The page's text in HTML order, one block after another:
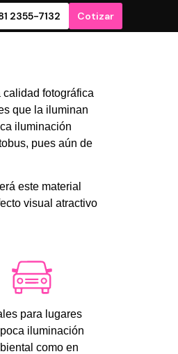
2355-7132 Cotizar
fotográfica
que la iluminan
iluminación
pues aún de
este material
visual atractivo
para lugares
iluminación
como en